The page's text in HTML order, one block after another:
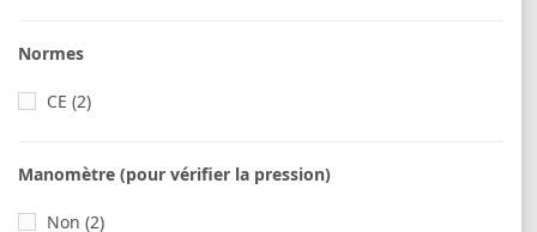
Normes
CE (2)
Manomètre (pour vérifier la pression)
Non (2)